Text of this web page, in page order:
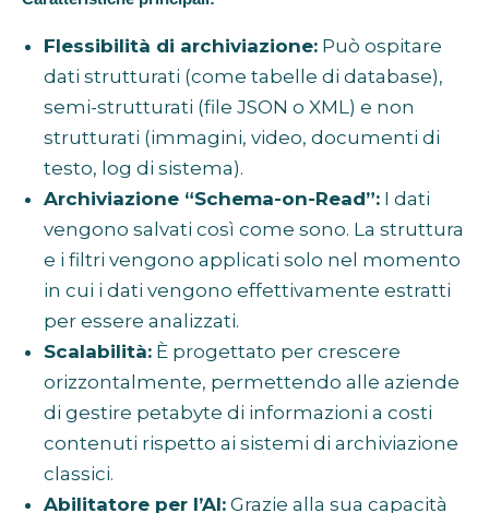
Flessibilità di archiviazione: Può ospitare
dati strutturati (come tabelle di database),
semi-strutturati (file JSON o XML) e non
strutturati (immagini, video, documenti di
testo, log di sistema).
Archiviazione “Schema-on-Read”: I dati
vengono salvati così come sono. La struttura
e i filtri vengono applicati solo nel momento
in cui i dati vengono effettivamente estratti
per essere analizzati.
Scalabilità: È progettato per crescere
orizzontalmente, permettendo alle aziende
di gestire petabyte di informazioni a costi
contenuti rispetto ai sistemi di archiviazione
classici.
Abilitatore per l’AI: Grazie alla sua capacità